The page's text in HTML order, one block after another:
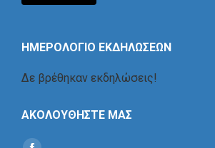
ΗΜΕΡΟΛΟΓΙΟ ΕΚΔΗΛΩΣΕΩΝ
Δε βρέθηκαν εκδηλώσεις!
ΑΚΟΛΟΥΘΗΣΤΕ ΜΑΣ
Find us on: